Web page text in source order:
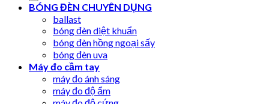
BÓNG ĐÈN CHUYÊN DỤNG
ballast
bóng đèn diệt khuẩn
bóng đèn hồng ngoại sấy
bóng đèn uva
Máy đo cầm tay
máy đo ánh sáng
máy đo độ ẩm